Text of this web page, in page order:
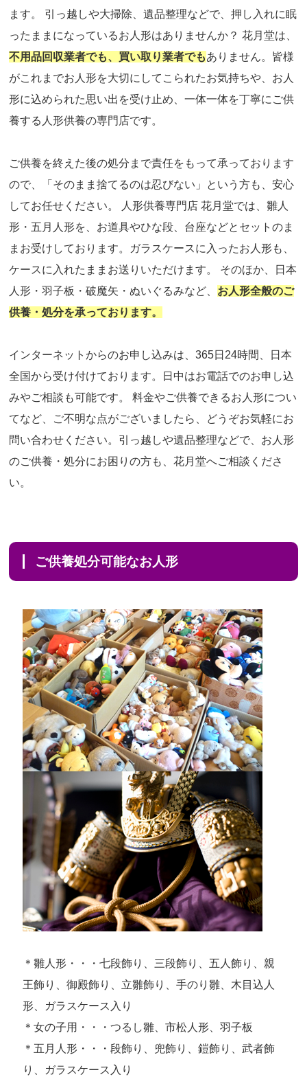
ます。 引っ越しや大掃除、遺品整理などで、押し入れに眠
ったままになっているお人形はありませんか？ 花月堂は、
不用品回収業者でも、買い取り業者でもありません。皆様
がこれまでお人形を大切にしてこられたお気持ちや、お人
形に込められた思い出を受け止め、一体一体を丁寧にご供
養する人形供養の専門店です。
ご供養を終えた後の処分まで責任をもって承っております
ので、「そのまま捨てるのは忍びない」という方も、安心
してお任せください。 人形供養専門店 花月堂では、雛人
形・五月人形を、お道具やひな段、台座などとセットのま
まお受けしております。ガラスケースに入ったお人形も、
ケースに入れたままお送りいただけます。 そのほか、日本
人形・羽子板・破魔矢・ぬいぐるみなど、 お人形全般のご
供養・処分を承っております。
インターネットからのお申し込みは、365日24時間、日本
全国から受け付けております。日中はお電話でのお申し込
みやご相談も可能です。 料金やご供養できるお人形につい
てなど、ご不明な点がございましたら、どうぞお気軽にお
問い合わせください。引っ越しや遺品整理などで、お人形
のご供養・処分にお困りの方も、花月堂へご相談くださ
い。
ご供養処分可能なお人形
＊雛人形・・・七段飾り、三段飾り、五人飾り、親
王飾り、御殿飾り、立雛飾り、手のり雛、木目込人
形、ガラスケース入り
＊女の子用・・・つるし雛、市松人形、羽子板
＊五月人形・・・段飾り、兜飾り、鎧飾り、武者飾
り、ガラスケース入り